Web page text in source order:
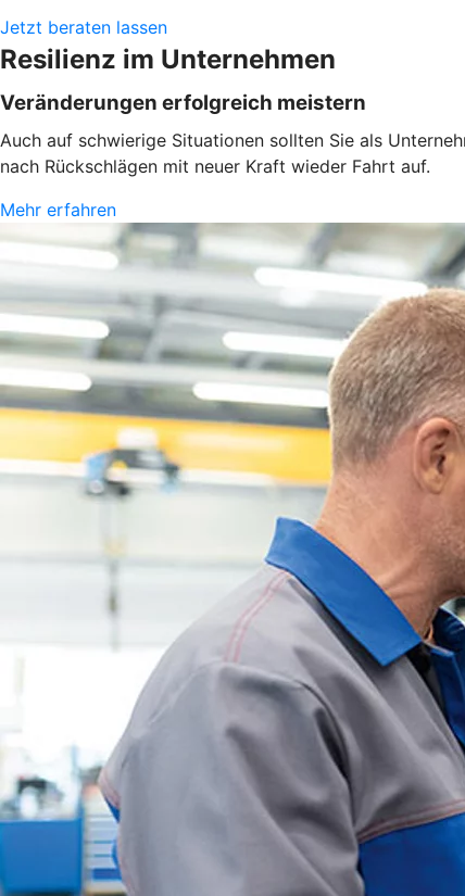
Jetzt beraten lassen
Resilienz im Unternehmen
Veränderungen erfolgreich meistern
Auch auf schwierige Situationen sollten Sie als
nach Rückschlägen mit neuer Kraft wieder Fahrt auf.
Mehr erfahren